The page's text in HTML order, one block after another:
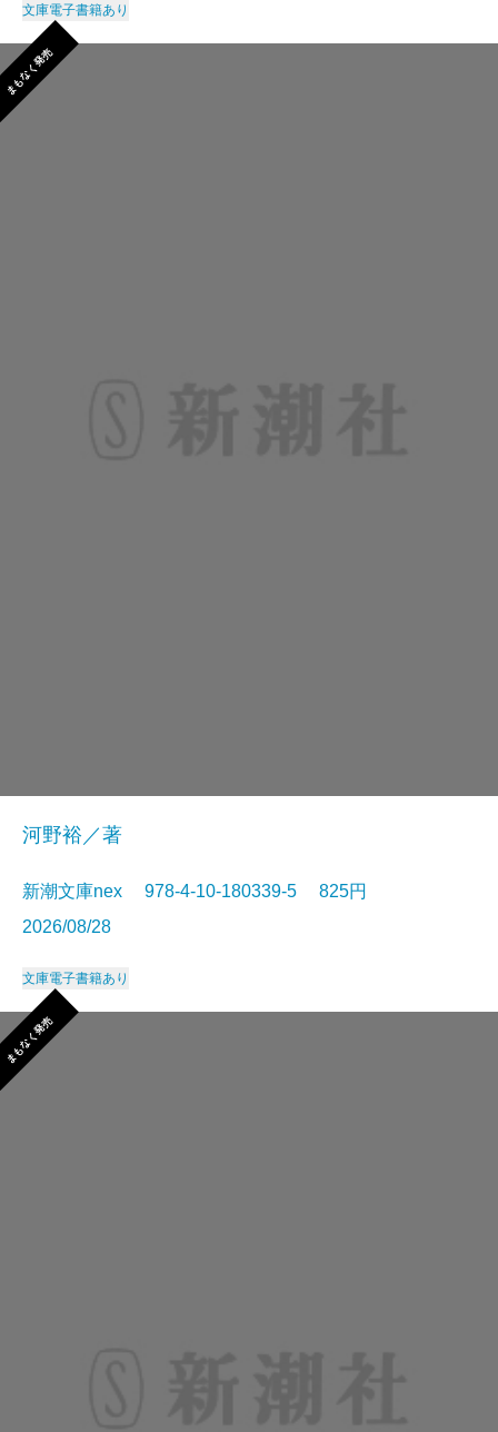
文庫電子書籍あり
まもなく発売
河野裕／著
新潮文庫nex 978-4-10-180339-5 825円
2026/08/28
文庫電子書籍あり
まもなく発売